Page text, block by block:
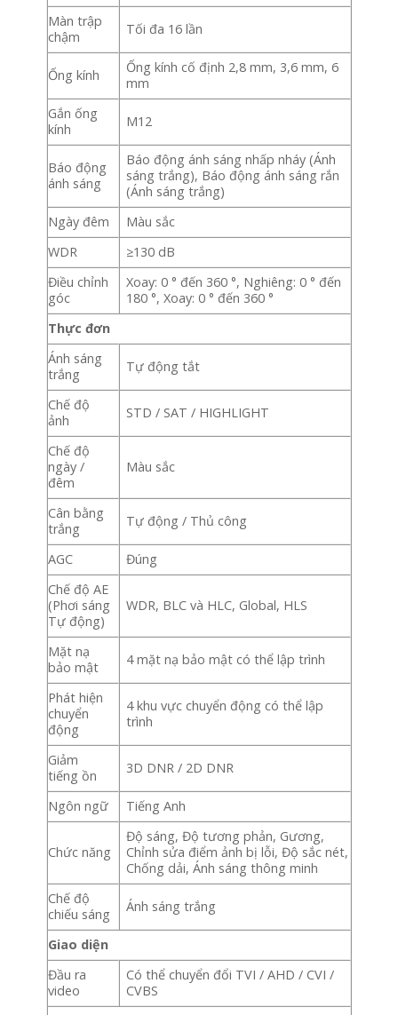
Màn trập
chậm
Tối đa 16 lần
Ống kính
Ống kính cố định 2,8 mm, 3,6 mm, 6
mm
Gắn ống
kính
M12
Báo động
ánh sáng
Báo động ánh sáng nhấp nháy (Ánh
sáng trắng), Báo động ánh sáng rắn
(Ánh sáng trắng)
Ngày đêm
Màu sắc
WDR
≥130 dB
Điều chỉnh
góc
Xoay: 0 ° đến 360 °, Nghiêng: 0 ° đến
180 °, Xoay: 0 ° đến 360 °
Thực đơn
Ánh sáng
trắng
Tự động tắt
Chế độ
ảnh
STD / SAT / HIGHLIGHT
Chế độ
ngày /
đêm
Màu sắc
Cân bằng
trắng
Tự động / Thủ công
AGC
Đúng
Chế độ AE
(Phơi sáng
Tự động)
WDR, BLC và HLC, Global, HLS
Mặt nạ
bảo mật
4 mặt nạ bảo mật có thể lập trình
Phát hiện
chuyển
động
4 khu vực chuyển động có thể lập
trình
Giảm
tiếng ồn
3D DNR / 2D DNR
Ngôn ngữ Tiếng Anh
Chức năng
Độ sáng, Độ tương phản, Gương,
Chỉnh sửa điểm ảnh bị lỗi, Độ sắc nét,
Chống dải, Ánh sáng thông minh
Chế độ
chiếu sáng
Ánh sáng trắng
Giao diện
Đầu ra
video
Có thể chuyển đổi TVI / AHD / CVI /
CVBS